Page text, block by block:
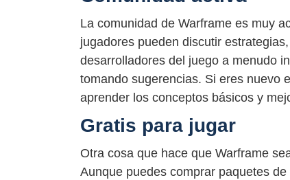
La comunidad de Warframe es muy
jugadores pueden discutir
desarrolladores del juego a menudo
tomando sugerencias. Si eres nuevo
aprender los conceptos básicos y
Gratis para jugar
Otra cosa que hace que Warframe
Aunque puedes comprar paquetes